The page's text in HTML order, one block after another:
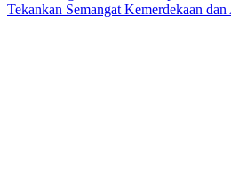
Tekankan Semangat Kemerdekaan